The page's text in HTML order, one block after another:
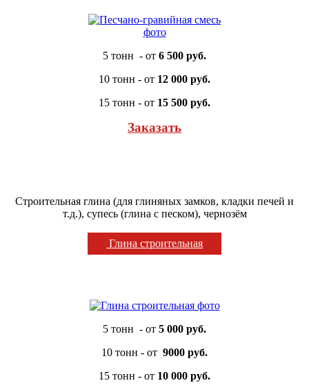
5 тонн - от 6 500 руб.
10 тонн - от 12 000 руб.
15 тонн - от 15 500 руб.
Заказать
Строительная глина (для глиняных замков, кладки печей и
т.д.), супесь (глина с песком), чернозём
Глина строительная
5 тонн - от 5 000 руб.
10 тонн - от 9000 руб.
15 тонн - от 10 000 руб.